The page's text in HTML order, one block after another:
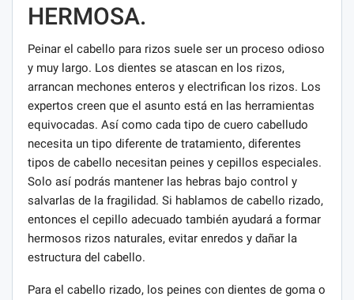
HERMOSA.
Peinar el cabello para rizos suele ser un proceso odioso
y muy largo. Los dientes se atascan en los rizos,
arrancan mechones enteros y electrifican los rizos. Los
expertos creen que el asunto está en las herramientas
equivocadas. Así como cada tipo de cuero cabelludo
necesita un tipo diferente de tratamiento, diferentes
tipos de cabello necesitan peines y cepillos especiales.
Solo así podrás mantener las hebras bajo control y
salvarlas de la fragilidad. Si hablamos de cabello rizado,
entonces el cepillo adecuado también ayudará a formar
hermosos rizos naturales, evitar enredos y dañar la
estructura del cabello.
Para el cabello rizado, los peines con dientes de goma o